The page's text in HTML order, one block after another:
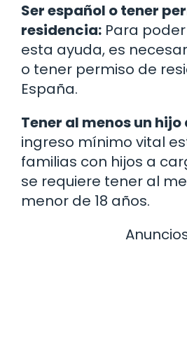
Ser español o tener
residencia: Para
esta ayuda, es
o tener permiso de
España.
Tener al menos un
ingreso mínimo vital
familias con hijos a
se requiere tener al
menor de 18 años.